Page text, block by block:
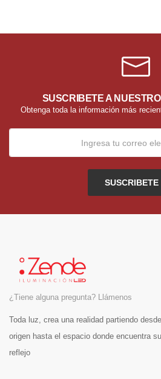
SUSCRIBETE A
Obtenga toda la información más
SUSCRIBETE
¿Tiene alguna pregunta? Llámenos
Toda luz, crea una realidad partiendo
origen hasta el espacio donde encuentra su
reflejo